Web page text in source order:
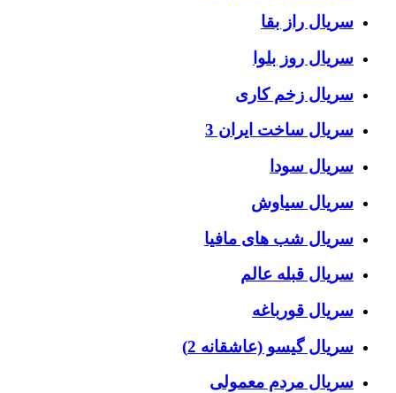
سریال راز بقا
سریال روز بلوا
سریال زخم کاری
سریال ساخت ایران 3
سریال سودا
سریال سیاوش
سریال شب های مافیا
سریال قبله عالم
سریال قورباغه
سریال گیسو (عاشقانه 2)
سریال مردم معمولی